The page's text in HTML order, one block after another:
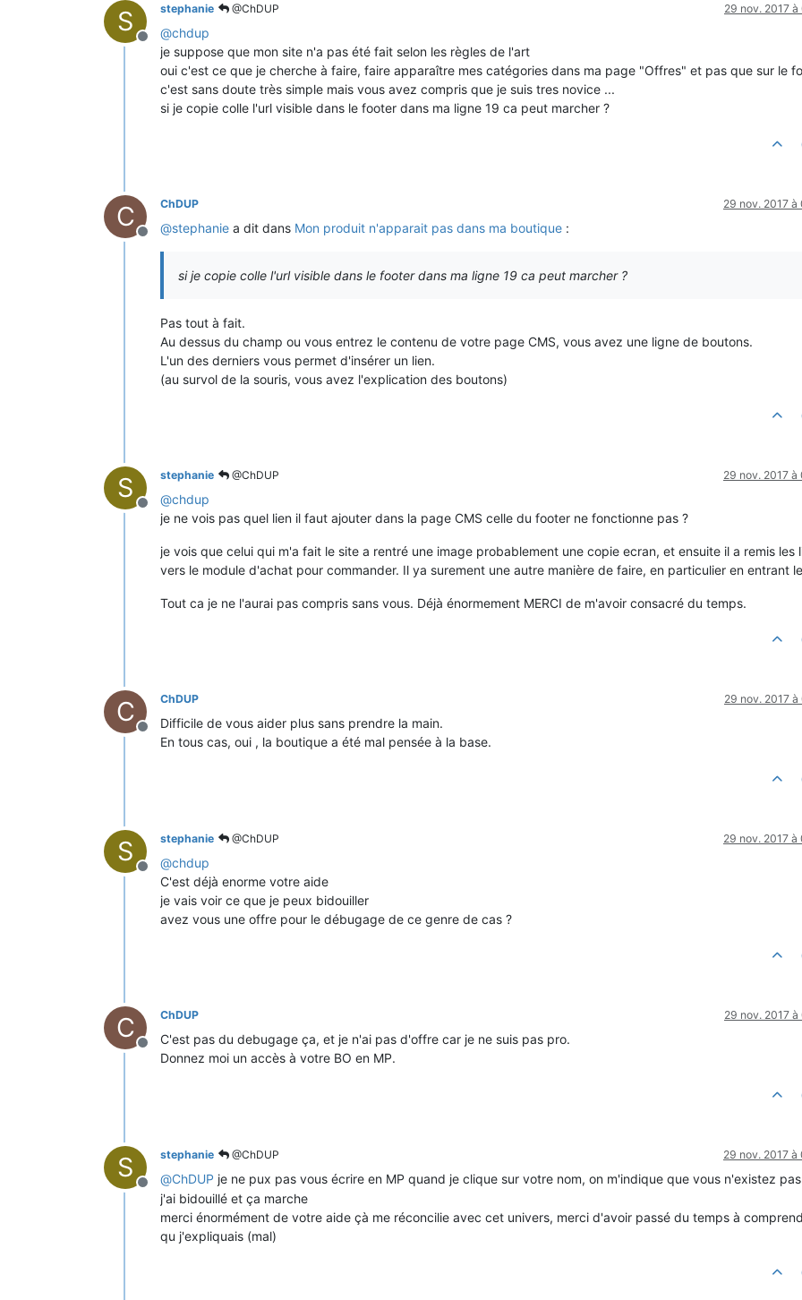
S
Hors-ligne
stephanie @ChDUP 29 nov. 2017 à
@chdup
je suppose que mon site n'a pas été fait selon les règles de l'art
oui c'est ce que je cherche à faire, faire apparaître mes catégories dans ma page "Offres" et pas que sur le
c'est sans doute très simple mais vous avez compris que je suis tres novice ...
si je copie colle l'url visible dans le footer dans ma ligne 19 ca peut marcher ?
C
Hors-ligne
ChDUP 29 nov. 2017 à
@stephanie a dit dans Mon produit n'apparait pas dans ma boutique :
si je copie colle l'url visible dans le footer dans ma ligne 19 ca peut marcher ?
Pas tout à fait.
Au dessus du champ ou vous entrez le contenu de votre page CMS, vous avez une ligne de boutons.
L'un des derniers vous permet d'insérer un lien.
(au survol de la souris, vous avez l'explication des boutons)
S
Hors-ligne
stephanie @ChDUP 29 nov. 2017 à
@chdup
je ne vois pas quel lien il faut ajouter dans la page CMS celle du footer ne fonctionne pas ?
je vois que celui qui m'a fait le site a rentré une image probablement une copie ecran, et ensuite il a remis les
vers le module d'achat pour commander. Il ya surement une autre manière de faire, en particulier en entrant
Tout ca je ne l'aurai pas compris sans vous. Déjà énormement MERCI de m'avoir consacré du temps.
C
Hors-ligne
ChDUP 29 nov. 2017 à
Difficile de vous aider plus sans prendre la main.
En tous cas, oui , la boutique a été mal pensée à la base.
S
Hors-ligne
stephanie @ChDUP 29 nov. 2017 à
@chdup
C'est déjà enorme votre aide
je vais voir ce que je peux bidouiller
avez vous une offre pour le débugage de ce genre de cas ?
C
Hors-ligne
ChDUP 29 nov. 2017 à
C'est pas du debugage ça, et je n'ai pas d'offre car je ne suis pas pro.
Donnez moi un accès à votre BO en MP.
S
Hors-ligne
stephanie @ChDUP 29 nov. 2017 à
@ChDUP je ne pux pas vous écrire en MP quand je clique sur votre nom, on m'indique que vous n'existez pas
j'ai bidouillé et ça marche
merci énormément de votre aide çà me réconcilie avec cet univers, merci d'avoir passé du temps à
qu j'expliquais (mal)